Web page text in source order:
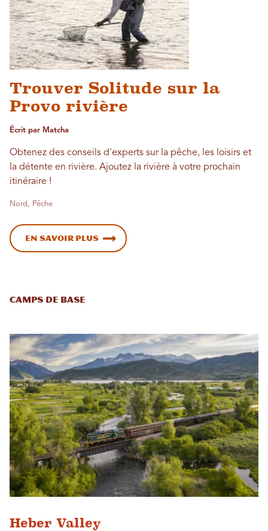
Trouver Solitude sur la
Provo rivière
Écrit par Matcha
Obtenez des conseils d'experts sur la pêche, les loisirs et
la détente en rivière. Ajoutez la rivière à votre prochain
itinéraire !
Nord, Pêche
En savoir plus
Camps de base
Heber Valley